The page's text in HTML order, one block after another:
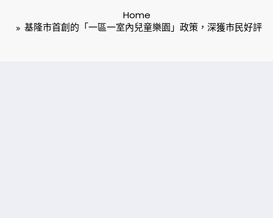
Home
基隆市首創的「一區一室內兒童樂園」政策，深獲市民好評